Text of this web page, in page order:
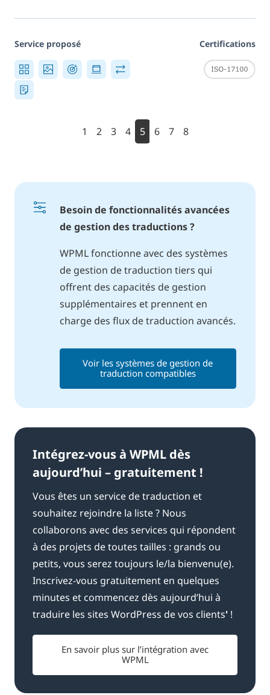
Service proposé Certifications
1 2 3 4 5 6 7 8
Besoin de fonctionnalités avancées
de gestion des traductions ?
WPML fonctionne avec des systèmes
de gestion de traduction tiers qui
offrent des capacités de gestion
supplémentaires et prennent en
charge des flux de traduction avancés.
Voir les systèmes de gestion de
traduction compatibles
Intégrez-vous à WPML dès
aujourd’hui – gratuitement !
Vous êtes un service de traduction et
souhaitez rejoindre la liste ? Nous
collaborons avec des services qui répondent
à des projets de toutes tailles : grands ou
petits, vous serez toujours le/la bienvenu(e).
Inscrivez-vous gratuitement en quelques
minutes et commencez dès aujourd’hui à
traduire les sites WordPress de vos clients' !
En savoir plus sur l’intégration avec
WPML